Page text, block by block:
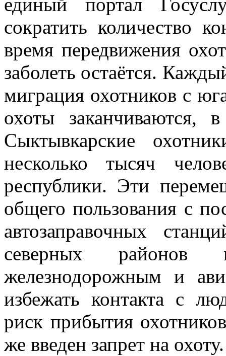
единый портал
сократить количество
время передвижения
заболеть остаётся.
миграция охотников с
охоты заканчиваются,
Сыктывкарские
несколько тысяч
республики. Эти
общего пользования с
автозаправочных
северных районов
железнодорожным и
избежать контакта с
риск прибытия
же введен запрет на охоту.